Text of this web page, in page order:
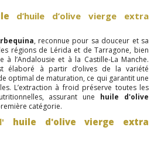
d’huile d’olive vierge extra
, reconnue pour sa douceur et sa
régions de Lérida et de Tarragone, bien
l’Andalousie et à la Castille-La Manche.
élaboré à partir d’olives de la variété
optimal de maturation, ce qui garantit une
L’extraction à froid préserve toutes les
assurant une huile d'olive
catégorie.
l' huile d'olive vierge extra